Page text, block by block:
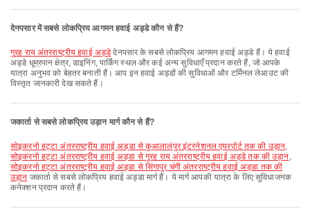
देनपसार में सबसे लोकप्रिय आगमन हवाई अड्डे कौन से हैं?
गुरह राय अंतरराष्ट्रीय हवाई अड्डेदेनपसार के सबसे लोकप्रिय आगमन हवाई अड्डे हैं। ये हवाई
अड्डे धूम्रपान क्षेत्र, डाइनिंग, पार्किंग स्थल और कई अन्य सुविधाएँ प्रदान करते हैं, जो आपके
यात्रा अनुभव को बेहतर बनाती हैं। आप इन हवाई अड्डों की सुविधाओं और टर्मिनल लेआउट की
विस्तृत जानकारी देख सकते हैं।
जकार्ता से सबसे लोकप्रिय उड़ान मार्ग कौन से हैं?
सोइकरनो हट्टा अंतरराष्ट्रीय हवाई अड्डा से कुआलालंपुर इंटरनेशनल एयरपोर्ट तक की उड़ान,
सोइकरनो हट्टा अंतरराष्ट्रीय हवाई अड्डा से गुरह राय अंतरराष्ट्रीय हवाई अड्डे तक की उड़ान,
सोइकरनो हट्टा अंतरराष्ट्रीय हवाई अड्डा से सिंगापुर चंगी अंतरराष्ट्रीय हवाई अड्डा तक की
उड़ान जकार्ता से सबसे लोकप्रिय हवाई अड्डा मार्ग हैं। ये मार्ग आपकी यात्रा के लिए सुविधाजनक
कनेक्शन प्रदान करते हैं।